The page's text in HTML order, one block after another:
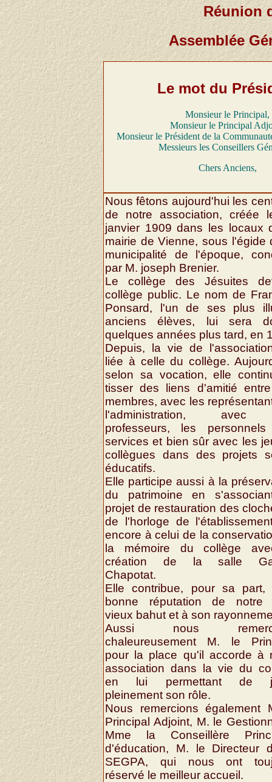
Réunion
Assemblée
Le mot du
Monsieur le Principal,
Monsieur le Principal
Monsieur le Président de la
Messieurs les Conseillers
Chers Anciens,
Nous fêtons aujourd'hui les
de notre association, créée
janvier 1909 dans les locaux
mairie de Vienne, sous l'égide
municipalité de l'époque,
par M. joseph Brenier.
Le collège des Jésuites
collège public. Le nom de
Ponsard, l'un de ses plus
anciens élèves, lui sera
quelques années plus tard, en
Depuis, la vie de
liée à celle du collège.
selon sa vocation, elle
tisser des liens d'amitié
membres, avec les
l'administration, avec
professeurs, les
services et bien sûr avec les
collègues dans des projets
éducatifs.
Elle participe aussi à la
du patrimoine en
projet de restauration des
de l'horloge de
encore à celui de la
la mémoire du collège
création de la salle
Chapotat.
Elle contribue, pour sa
bonne réputation de notre
vieux bahut et à son
Aussi nous
chaleureusement M. le
pour la place qu'il accorde à
association dans la vie du
en lui permettant de
pleinement son rôle.
Nous remercions également
Principal Adjoint, M. le
Mme la Conseillère
d'éducation, M. le Directeur
SEGPA, qui nous ont
réservé le meilleur accueil.